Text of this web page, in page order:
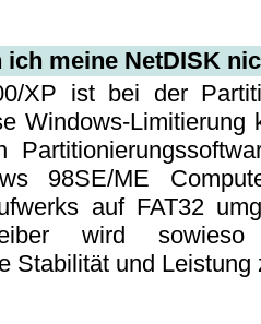
ich meine NetDISK
XP ist bei der
Windows-Limitierung
98SE/ME
auf FAT32
wird
Stabilität und Leistung